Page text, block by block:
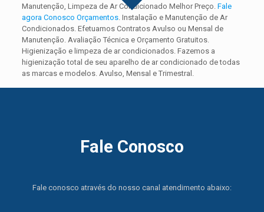
Manutenção, Limpeza de Ar Condicionado Melhor Preço. Fale
agora Conosco Orçamentos. Instalação e Manutenção de Ar
Condicionados. Efetuamos Contratos Avulso ou Mensal de
Manutenção. Avaliação Técnica e Orçamento Gratuitos.
Higienização e limpeza de ar condicionados. Fazemos a
higienização total de seu aparelho de ar condicionado de todas
as marcas e modelos. Avulso, Mensal e Trimestral.
Fale Conosco
Fale conosco através do nosso canal atendimento abaixo: